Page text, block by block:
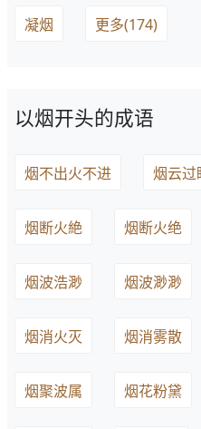
凝烟 更多(174)
以烟开头的成语
烟不出火不进 烟云过
烟断火絶 烟断火绝
烟波浩渺 烟波渺渺
烟消火灭 烟消雾散
烟聚波属 烟花粉黛